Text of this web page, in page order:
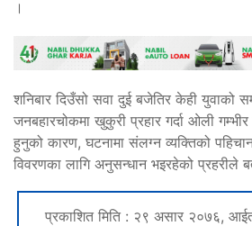
।
शनिबार दिउँसो सवा दुई बजेतिर केही युवाको
जनबहारचोकमा खुकुरी प्रहार गर्दा ओली
हुनुको कारण, घटनामा संलग्न व्यक्तिको
विवरणका लागि अनुसन्धान भइरहेको प्रहरीले
प्रकाशित मिति : २९ असार २०७६,